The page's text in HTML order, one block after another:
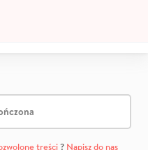
treści? Napisz do nas